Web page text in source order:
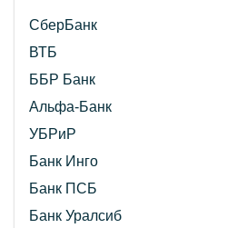
СберБанк
ВТБ
ББР Банк
Альфа-Банк
УБРиР
Банк Инго
Банк ПСБ
Банк Уралсиб